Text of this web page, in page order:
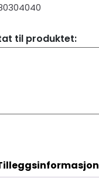
til produktet: